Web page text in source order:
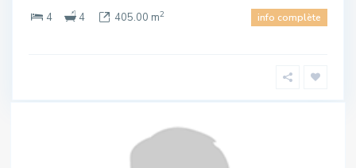
4
4 405.00 m2 info complète